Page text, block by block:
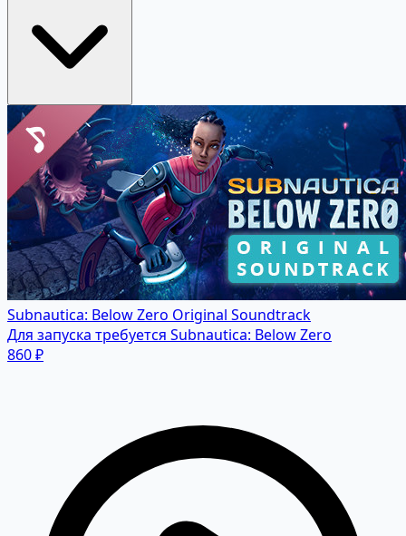
Subnautica: Below Zero Original Soundtrack
Для запуска требуется Subnautica: Below Zero
860 ₽